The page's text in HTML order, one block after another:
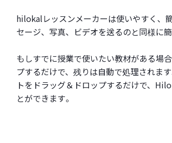
hilokalレッスンメーカーは使いやすく、
セージ、写真、ビデオを送るのと同様に簡
もしすでに授業で使いたい教材がある場
プするだけで、残りは自動で処理されま
トをドラッグ＆ドロップするだけで、
とができます。